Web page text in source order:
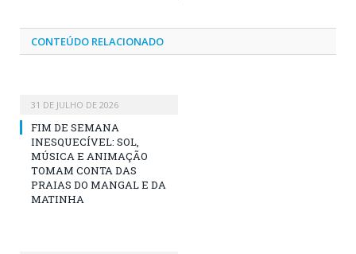
CONTEÚDO RELACIONADO
31 DE JULHO DE 2026
FIM DE SEMANA
INESQUECÍVEL: SOL,
MÚSICA E ANIMAÇÃO
TOMAM CONTA DAS
PRAIAS DO MANGAL E DA
MATINHA